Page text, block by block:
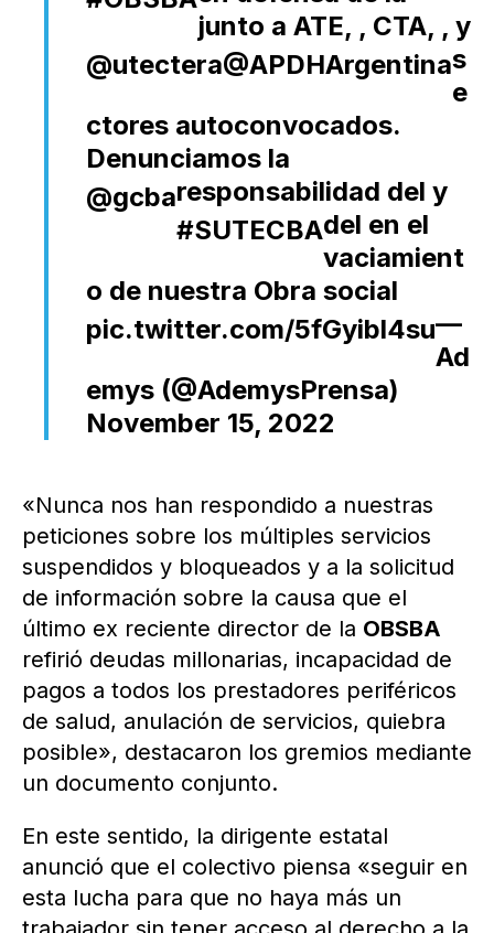
junto a ATE,
@utectera
, CTA,
@APDHArgentina
, y
s
e
ctores autoconvocados.
Denunciamos la
responsabilidad del
@gcba
y
del
#SUTECBA
en el
vaciamient
o de nuestra Obra social
pic.twitter.com/5fGyibl4su—
Ad
emys (@AdemysPrensa)
November 15, 2022
«Nunca nos han respondido a nuestras
peticiones sobre los múltiples servicios
suspendidos y bloqueados y a la solicitud
de información sobre la causa que el
último ex reciente director de la OBSBA
refirió deudas millonarias, incapacidad de
pagos a todos los prestadores periféricos
de salud, anulación de servicios, quiebra
posible», destacaron los gremios mediante
un documento conjunto.
En este sentido, la dirigente estatal
anunció que el colectivo piensa «seguir en
esta lucha para que no haya más un